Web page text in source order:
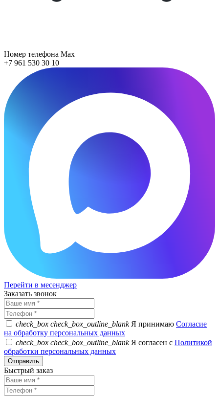
Номер телефона Max
+7 961 530 30 10
Перейти в месенджер
Заказать звонок
check_box check_box_outline_blankЯ принимаю Согласие
на обработку персональных данных
check_box check_box_outline_blankЯ согласен с Политикой
обработки персональных данных
Быстрый заказ